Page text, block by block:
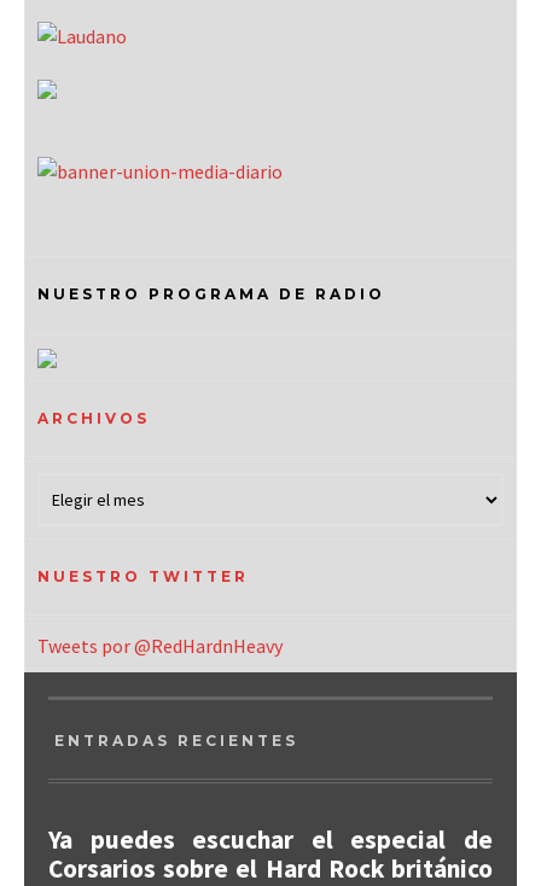
NUESTRO PROGRAMA DE RADIO
ARCHIVOS
NUESTRO TWITTER
Tweets por @RedHardnHeavy
ENTRADAS RECIENTES
Ya puedes escuchar el especial de
Corsarios sobre el Hard Rock británico